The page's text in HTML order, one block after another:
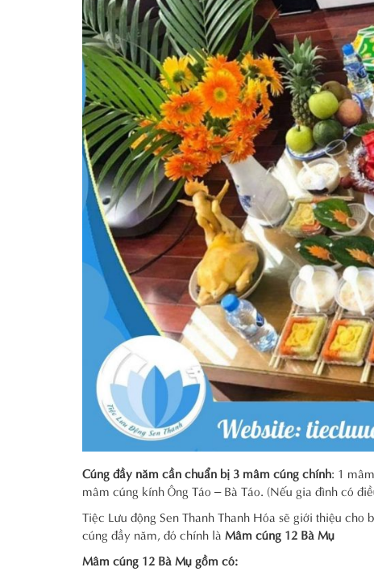
Cúng đầy năm cần chuẩn bị 3 mâm cúng chính: 1
mâm cúng kính Ông Táo – Bà Táo. (Nếu gia đình có
Tiệc Lưu động Sen Thanh Thanh Hóa sẽ giới thiệu
cúng đầy năm, đó chính là Mâm cúng 12 Bà Mụ
Mâm cúng 12 Bà Mụ gồm có: